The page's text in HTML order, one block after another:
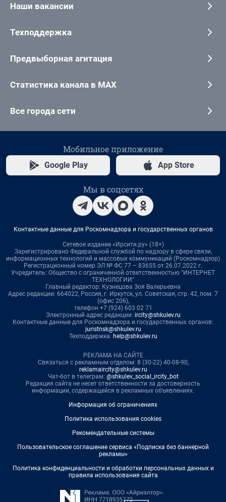
Наши вакансии
Техподдержка
Предвыборная агитация
Статистика канала в MAX
Все города сети
Мобильное приложение
Google Play App Store
Мы в соцсетях
Контактные данные для Роскомнадзора и государственных органов
Сетевое издание «Ирсити.ру» (18+)
Зарегистрировано Федеральной службой по надзору в сфере связи,
информационных технологий и массовых коммуникаций (Роскомнадзор)
Регистрационный номер ЭЛ № ФС 77 – 83655 от 26.07.2022 г.
Учредитель: Общество с ограниченной ответственностью "ИНТЕРНЕТ
ТЕХНОЛОГИИ"
Главный редактор: Кузнецова Зоя Валерьевна
Адрес редакции: 664022, Россия, г. Иркутск, ул. Советская, стр. 42, пом. 7
(офис 206),
телефон +7 (924) 603 02 71
Электронный адрес редакции: ircity@shkulev.ru
Контактные данные для Роскомнадзора и государственных органов:
juristnsk@shkulev.ru
Техподдержка: help@shkulev.ru
РЕКЛАМА НА САЙТЕ
Связаться с рекламным отделом: 8 (30-22) 40-08-90,
reklamaircity@shkulev.ru
Чат-бот в телеграм: @shkulev_social_ircity_bot
Редакция сайта не несет ответственности за достоверность
информации, содержащейся в рекламных объявлениях.
Информация об ограничениях
Политика использования cookies
Рекомендательные системы
Пользовательское соглашение сервиса «Подписка без баннерной
рекламы»
Политика конфиденциальности и обработки персональных данных и
правила использования сайта